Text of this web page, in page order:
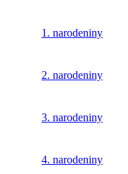
1. narodeniny
2. narodeniny
3. narodeniny
4. narodeniny